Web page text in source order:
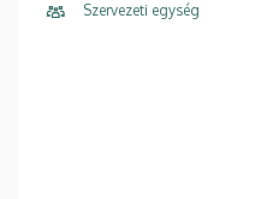
Szervezeti egység